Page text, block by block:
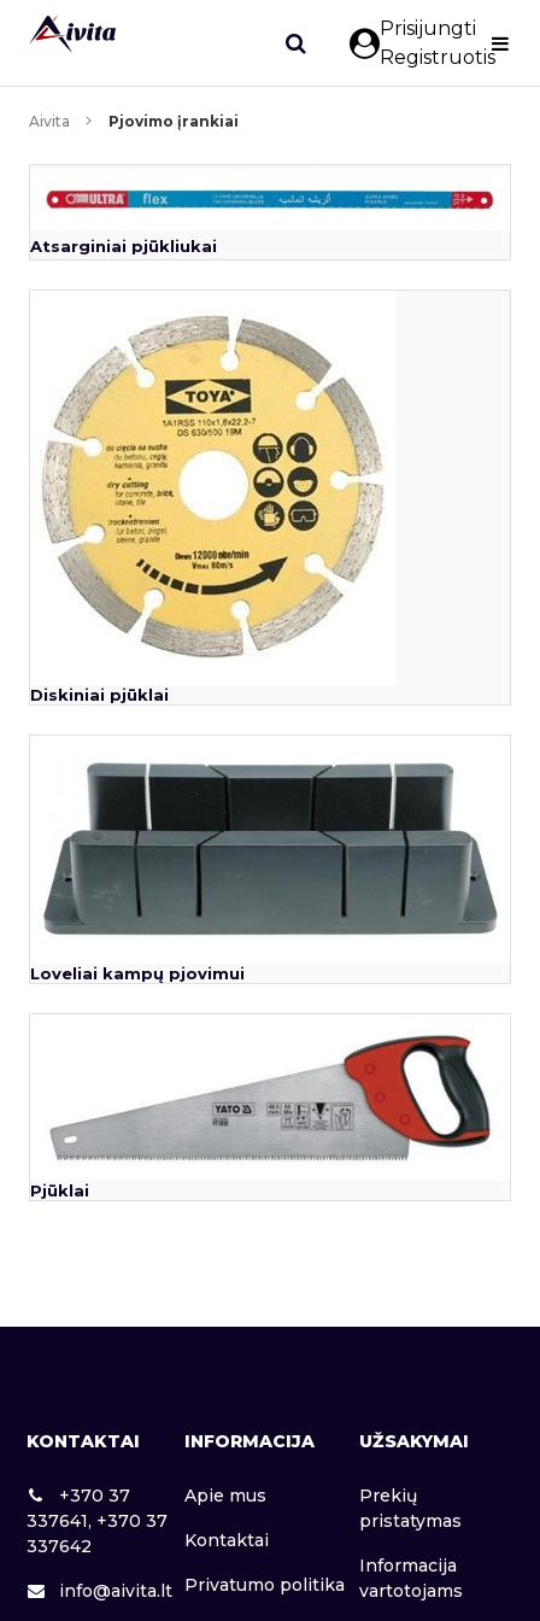
Prisijungti
Registruotis
Aivita Pjovimo įrankiai
Atsarginiai pjūkliukai
Diskiniai pjūklai
Loveliai kampų pjovimui
Pjūklai
KONTAKTAI
+370 37
337641, +370 37
337642
info@aivita.lt
INFORMACIJA
Apie mus
Kontaktai
Privatumo politika
UŽSAKYMAI
Prekių
pristatymas
Informacija
vartotojams